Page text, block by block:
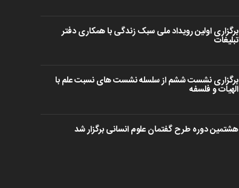
برگزاری اولین رویداد ملی سبک زندگی با همکاری دفتر
تبلیغات
برگزاری نشست ششم از سلسله نشست های نسبت علم با
الهیات و فلسفه
هشتمین دوره طرح گفتمان علوم انسانی برگزار شد